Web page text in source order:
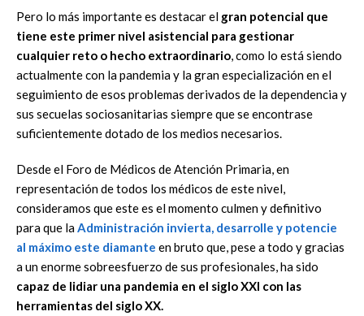
Pero lo más importante es destacar el gran potencial que
tiene este primer nivel asistencial para gestionar
cualquier reto o hecho extraordinario, como lo está siendo
actualmente con la pandemia y la gran especialización en el
seguimiento de esos problemas derivados de la dependencia y
sus secuelas sociosanitarias siempre que se encontrase
suficientemente dotado de los medios necesarios.
Desde el Foro de Médicos de Atención Primaria, en
representación de todos los médicos de este nivel,
consideramos que este es el momento culmen y definitivo
para que laAdministración invierta, desarrolle y potencie
al máximo este diamante en bruto que, pese a todo y gracias
a un enorme sobreesfuerzo de sus profesionales, ha sido
capaz de lidiar una pandemia en el siglo XXI con las
herramientas del siglo XX.